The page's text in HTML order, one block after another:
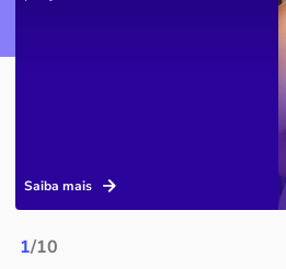
1/10
Saiba mais